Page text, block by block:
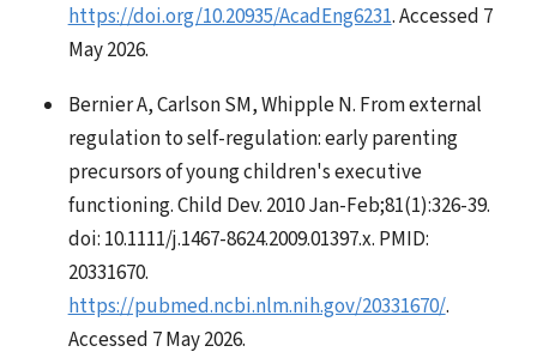
https://doi.org/10.20935/AcadEng6231. Accessed 7
May 2026.
Bernier A, Carlson SM, Whipple N. From external
regulation to self-regulation: early parenting
precursors of young children's executive
functioning. Child Dev. 2010 Jan-Feb;81(1):326-39.
doi: 10.1111/j.1467-8624.2009.01397.x. PMID:
20331670.
https://pubmed.ncbi.nlm.nih.gov/20331670/.
Accessed 7 May 2026.